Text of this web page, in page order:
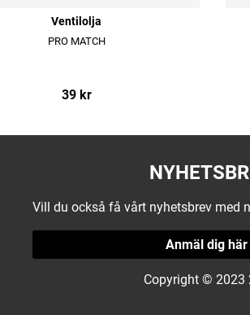
Ventilolja
PRO MATCH
39 kr
Vill du också få vårt nyhetsbrev med
Anmäl dig här
Copyright © 2023